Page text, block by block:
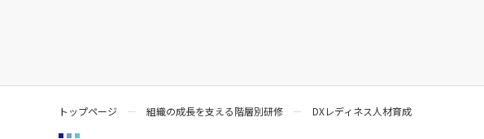
トップページ 組織の成長を支える階層別研修 DXレディネス人材育成